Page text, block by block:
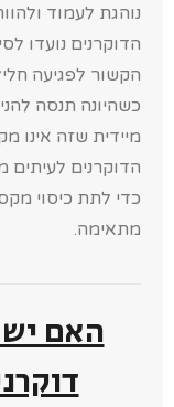
נוהגת לעמוד
הדוקרנים נועדו
הקשור לפגיעה
כשהיונה תנסה
מיידית שזה אינו
הדוקרנים
כדי לתת כיסוי
מתאימה.
האם